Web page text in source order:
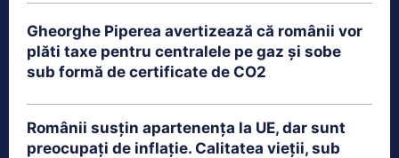
Gheorghe Piperea avertizează că românii vor
plăti taxe pentru centralele pe gaz și sobe
sub formă de certificate de CO2
Românii susțin apartenența la UE, dar sunt
preocupați de inflație. Calitatea vieții, sub